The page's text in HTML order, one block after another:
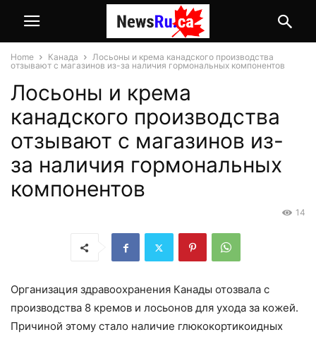
Home Канада
Лосьоны и крема канадского производства
отзывают с магазинов из-за наличия гормональных компонентов
Лосьоны и крема
канадского производства
отзывают с магазинов из-
за наличия гормональных
компонентов
14
Организация здравоохранения Канады отозвала с
производства 8 кремов и лосьонов для ухода за кожей.
Причиной этому стало наличие глюкокортикоидных